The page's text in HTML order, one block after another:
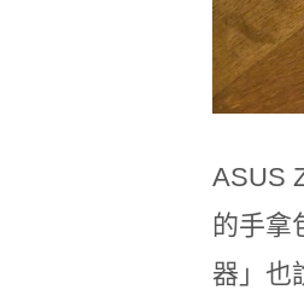
ASUS
的手拿
器」也